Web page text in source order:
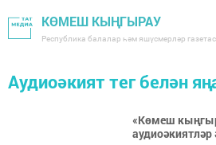
КӨМЕШ КЫҢГЫРАУ
Республика балалар һәм яшүсмерләр
Аудиоәкият тег белән
«Көмеш
аудиоәкиятләр